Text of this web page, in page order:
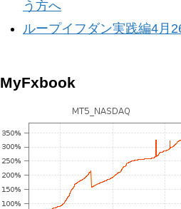
う方へ
ループイフダン実践編4月
MyFxbook